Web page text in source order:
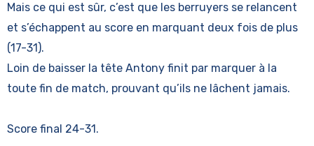
Mais ce qui est sûr, c’est que les berruyers se relancent
et s’échappent au score en marquant deux fois de plus
(17-31).
Loin de baisser la tête Antony finit par marquer à la
toute fin de match, prouvant qu’ils ne lâchent jamais.
Score final 24-31.